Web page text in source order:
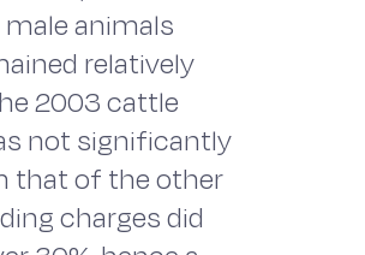
animals
relatively
2003 cattle
not significantly
that of the other
charges did